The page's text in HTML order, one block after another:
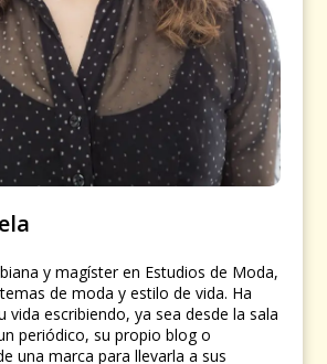
y magíster en Estudios de Moda,
de moda y estilo de vida. Ha
vida escribiendo, ya sea desde la sala
periódico, su propio blog o
una marca para llevarla a sus